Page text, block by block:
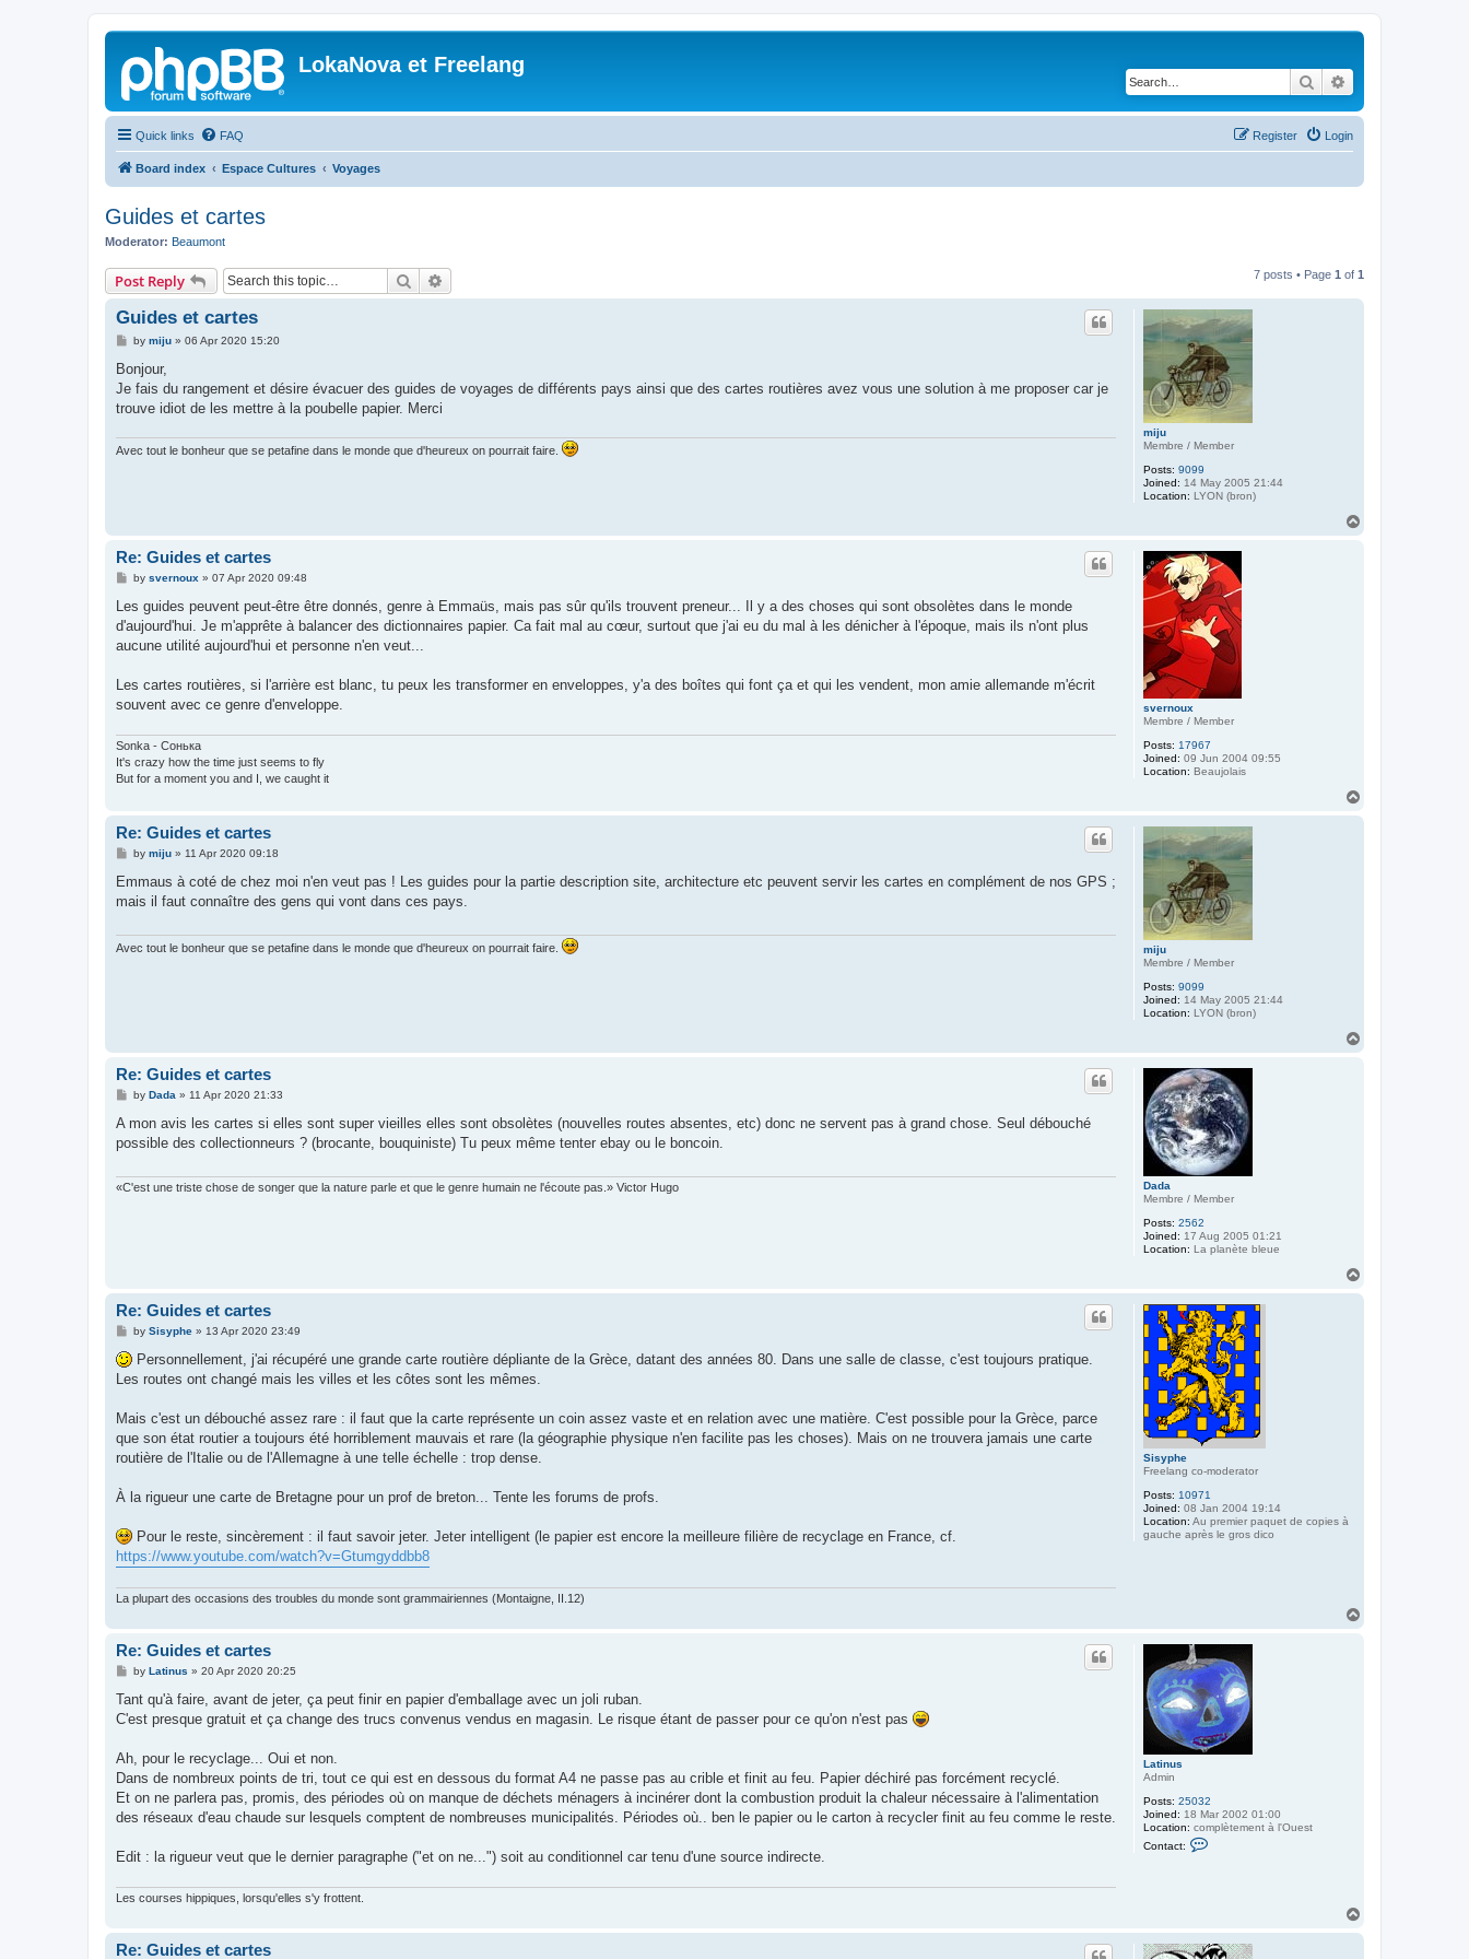
LokaNova et Freelang
Search
Quick links FAQ Login
Register
Board index Espace Cultures Voyages
Guides et cartes
Moderator: Beaumont
Post Reply Search 7 posts • Page 1 of 1
miju
Membre / Member
Posts: 9099
Joined: 14 May 2005 21:44
Location: LYON (bron)
Guides et cartes
P
s
by miju» 06 Apr 2020 15:20
Bonjour,
Je fais du rangement et désire évacuer des guides de voyages de différents pays ainsi que des cartes routières avez vous une solution à me proposer car je
trouve idiot de les mettre à la poubelle papier. Merci
Avec tout le bonheur que se petafine dans le monde que d'heureux on pourrait faire.
svernoux
Membre / Member
Posts: 17967
Joined: 09 Jun 2004 09:55
Location: Beaujolais
Re: Guides et cartes
P
s
by svernoux » 07 Apr 2020 09:48
Les guides peuvent peut-être être donnés, genre à Emmaüs, mais pas sûr qu'ils trouvent preneur... Il y a des choses qui sont obsolètes dans le monde
d'aujourd'hui. Je m'apprête à balancer des dictionnaires papier. Ca fait mal au cœur, surtout que j'ai eu du mal à les dénicher à l'époque, mais ils n'ont plus
aucune utilité aujourd'hui et personne n'en veut...
Les cartes routières, si l'arrière est blanc, tu peux les transformer en enveloppes, y'a des boîtes qui font ça et qui les vendent, mon amie allemande m'écrit
souvent avec ce genre d'enveloppe.
Sonka - Сонька
It's crazy how the time just seems to fly
But for a moment you and I, we caught it
miju
Membre / Member
Posts: 9099
Joined: 14 May 2005 21:44
Location: LYON (bron)
Re: Guides et cartes
P
s
by miju» 11 Apr 2020 09:18
Emmaus à coté de chez moi n'en veut pas ! Les guides pour la partie description site, architecture etc peuvent servir les cartes en complément de nos GPS ;
mais il faut connaître des gens qui vont dans ces pays.
Avec tout le bonheur que se petafine dans le monde que d'heureux on pourrait faire.
Dada
Membre / Member
Posts: 2562
Joined: 17 Aug 2005 01:21
Location: La planète bleue
Re: Guides et cartes
P
s
by Dada » 11 Apr 2020 21:33
A mon avis les cartes si elles sont super vieilles elles sont obsolètes (nouvelles routes absentes, etc) donc ne servent pas à grand chose. Seul débouché
possible des collectionneurs ? (brocante, bouquiniste) Tu peux même tenter ebay ou le boncoin.
«C'est une triste chose de songer que la nature parle et que le genre humain ne l'écoute pas.» Victor Hugo
Sisyphe
Freelang co-moderator
Posts: 10971
Joined: 08 Jan 2004 19:14
Location: Au premier paquet de copies à
gauche après le gros dico
Re: Guides et cartes
P
s
t
by Sisyphe» 13 Apr 2020 23:49
Personnellement, j'ai récupéré une grande carte routière dépliante de la Grèce, datant des années 80. Dans une salle de classe, c'est toujours pratique.
Les routes ont changé mais les villes et les côtes sont les mêmes.
Mais c'est un débouché assez rare : il faut que la carte représente un coin assez vaste et en relation avec une matière. C'est possible pour la Grèce, parce
que son état routier a toujours été horriblement mauvais et rare (la géographie physique n'en facilite pas les choses). Mais on ne trouvera jamais une carte
routière de l'Italie ou de l'Allemagne à une telle échelle : trop dense.
À la rigueur une carte de Bretagne pour un prof de breton... Tente les forums de profs.
Pour le reste, sincèrement : il faut savoir jeter. Jeter intelligent (le papier est encore la meilleure filière de recyclage en France, cf.
https://www.youtube.com/watch?v=Gtumgyddbb8
La plupart des occasions des troubles du monde sont grammairiennes (Montaigne, II.12)
Latinus
Admin
Posts: 25032
Joined: 18 Mar 2002 01:00
Location: complètement à l'Ouest
Contact:
L
a
Re: Guides et cartes
P
s
by Latinus » 20 Apr 2020 20:25
Tant qu'à faire, avant de jeter, ça peut finir en papier d'emballage avec un joli ruban.
C'est presque gratuit et ça change des trucs convenus vendus en magasin. Le risque étant de passer pour ce qu'on n'est pas
Ah, pour le recyclage... Oui et non.
Dans de nombreux points de tri, tout ce qui est en dessous du format A4 ne passe pas au crible et finit au feu. Papier déchiré pas forcément recyclé.
Et on ne parlera pas, promis, des périodes où on manque de déchets ménagers à incinérer dont la combustion produit la chaleur nécessaire à l'alimentation
des réseaux d'eau chaude sur lesquels comptent de nombreuses municipalités. Périodes où.. ben le papier ou le carton à recycler finit au feu comme le reste.
Edit : la rigueur veut que le dernier paragraphe ("et on ne...") soit au conditionnel car tenu d'une source indirecte.
Les courses hippiques, lorsqu'elles s'y frottent.
Re: Guides et cartes